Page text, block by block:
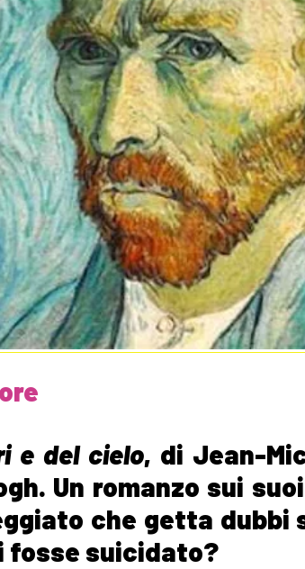
e del cielo, di Jean-
Un romanzo sui
che getta dubbi
fosse suicidato?